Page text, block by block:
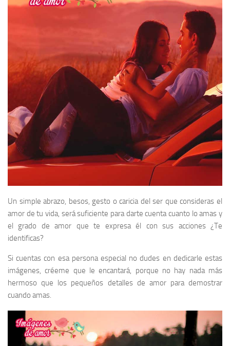
Un simple abrazo, besos, gesto o caricia del ser que consideras el
amor de tu vida, será suficiente para darte cuenta cuanto lo amas y
el grado de amor que te expresa él con sus acciones ¿Te
identificas?
Si cuentas con esa persona especial no dudes en dedicarle estas
imágenes, créeme que le encantará, porque no hay nada más
hermoso que los pequeños detalles de amor para demostrar
cuando amas.